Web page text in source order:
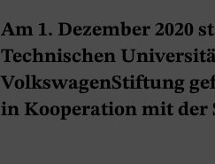
Am 1. Dezember 2020
Technischen
VolkswagenStiftung
in Kooperation mit der